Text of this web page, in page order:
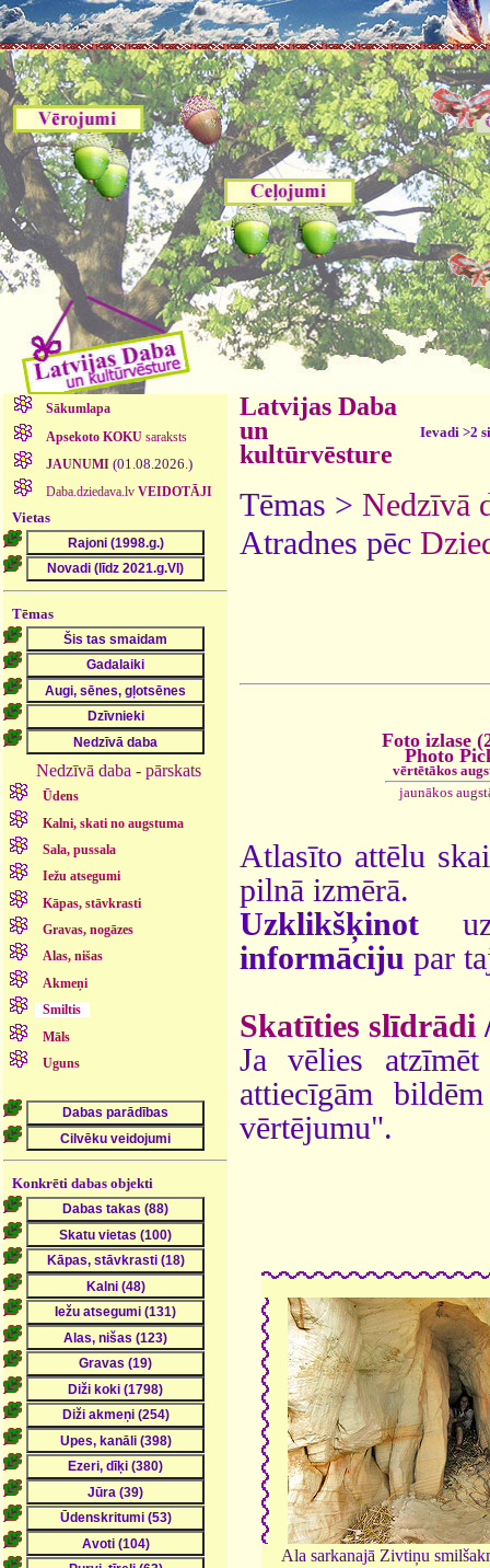
Sākumlapa
Apsekoto KOKUsaraksts
JAUNUMI (01.08.2026.)
Daba.dziedava.lv VEIDOTĀJI
Vietas
Tēmas
Nedzīvā daba - pārskats
Ūdens
Kalni, skati no augstuma
Sala, pussala
Iežu atsegumi
Kāpas, stāvkrasti
Gravas, nogāzes
Alas, nišas
Akmeņi
Smiltis
Māls
Uguns
Konkrēti dabas objekti
Latvijas Daba
un
kultūrvēsture
Ievadi >2
Tēmas > Nedzīvā
Atradnes pēc
Foto izlase
Photo
vērtētākos
jaunākos
Atlasīto attēlu
pilnā izmērā.
Uzklikšķinot
informāciju par
Skatīties slīdrādi
Ja vēlies
attiecīgām
vērtējumu".
Ala sarkanajā Zivtiņu